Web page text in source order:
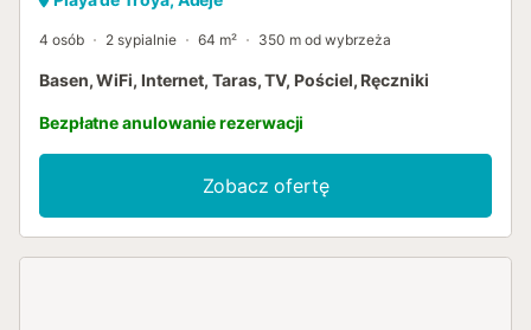
4 osób 2 sypialnie 64 m² 350 m od wybrzeża
Basen, WiFi, Internet, Taras, TV, Pościel, Ręczniki
Bezpłatne anulowanie rezerwacji
Zobacz ofertę